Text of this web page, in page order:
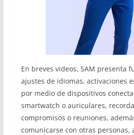
En breves videos, SAM presenta
ajustes de idiomas, activaciones
por medio de dispositivos
smartwatch o auriculares,
compromisos o reuniones,
comunicarse con otras personas,